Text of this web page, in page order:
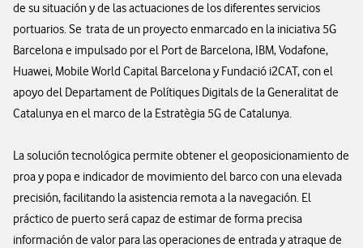
de su situación y de las actuaciones de los diferentes servicios
portuarios. Se trata de un proyecto enmarcado en la iniciativa 5G
Barcelona e impulsado por el Port de Barcelona, IBM, Vodafone,
Huawei, Mobile World Capital Barcelona y Fundació i2CAT, con el
apoyo del Departament de Polítiques Digitals de la Generalitat de
Catalunya en el marco de la Estratègia 5G de Catalunya.
La solución tecnológica permite obtener el geoposicionamiento de
proa y popa e indicador de movimiento del barco con una elevada
precisión, facilitando la asistencia remota a la navegación. El
práctico de puerto será capaz de estimar de forma precisa
información de valor para las operaciones de entrada y atraque de